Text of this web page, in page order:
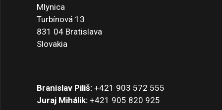
Mlynica
Turbínová 13
831 04 Bratislava
Slovakia
Branislav Piliš: +421 903 572 555
Juraj Mihálik: +421 905 820 925